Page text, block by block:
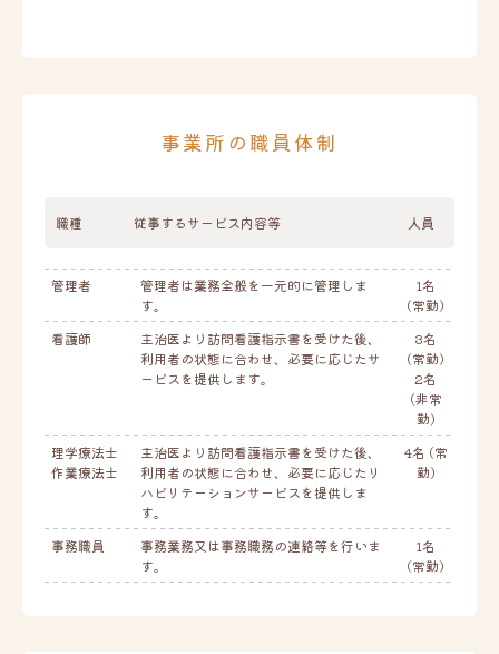
事業所の職員体制
職種 従事するサービス内容等 人員
管理者
管理者は業務全般を一元的に管理しま
す。
1名
(常勤)
看護師
主治医より訪問看護指示書を受けた後、
利用者の状態に合わせ、必要に応じたサ
ービスを提供します。
3名
(常勤)
2名
(非常
勤)
理学療法士
作業療法士
主治医より訪問看護指示書を受けた後、
利用者の状態に合わせ、必要に応じたリ
ハビリテーションサービスを提供しま
す。
4名 (常
勤)
事務職員
事務業務又は事務職務の連絡等を行いま
す。
1名
(常勤)